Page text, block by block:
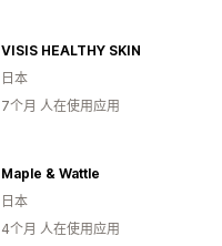
VISIS HEALTHY SKIN
日本
7个月 人在使用应用
Maple & Wattle
日本
4个月 人在使用应用